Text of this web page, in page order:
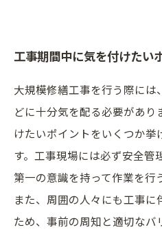
工事期間中に気を付けたい
大規模修繕工事を行う際に
どに十分気を配る必要があり
けたいポイントをいくつか挙
す。工事現場には必ず安全管
第一の意識を持って作業を行
また、周囲の人々にも工事
ため、事前の周知と適切な